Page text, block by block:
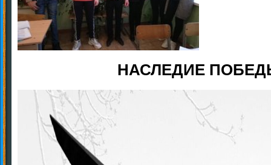
НАСЛЕДИЕ